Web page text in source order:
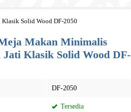
Solid Wood DF-2050
Makan Minimalis
Klasik Solid Wood DF-
DF-2050
Tersedia